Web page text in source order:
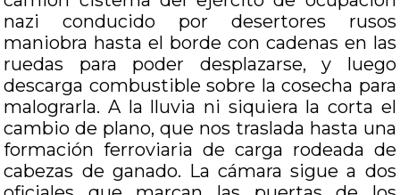
nazi conducido por desertores rusos
maniobra hasta el borde con cadenas en las
ruedas para poder desplazarse, y luego
descarga combustible sobre la cosecha para
malograrla. A la lluvia ni siquiera la corta el
cambio de plano, que nos traslada hasta una
formación ferroviaria de carga rodeada de
cabezas de ganado. La cámara sigue a dos